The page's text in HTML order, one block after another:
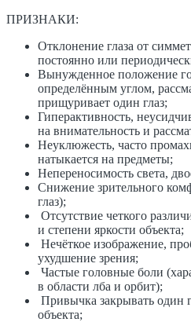
ПРИЗНАКИ:
Отклонение глаза от
постоянно или
Вынужденное положение
определённым углом,
прищуривает один глаз;
Гиперактивность,
на внимательность и
Неуклюжесть, часто
натыкается на предметы;
Непереносимость света,
Снижение зрительного
глаз);
Отсутствие четкого
и степени яркости объекта;
Нечёткое изображение,
ухудшение зрения;
Частые головные боли
в области лба и орбит);
Привычка закрывать один
объекта;